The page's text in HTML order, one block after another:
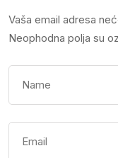
Vaša email adresa
Neophodna polja su